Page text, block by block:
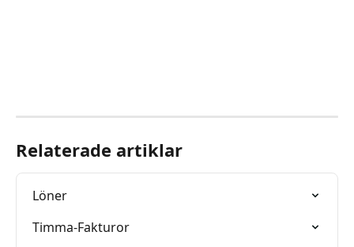
Relaterade artiklar
Löner
Timma-Fakturor